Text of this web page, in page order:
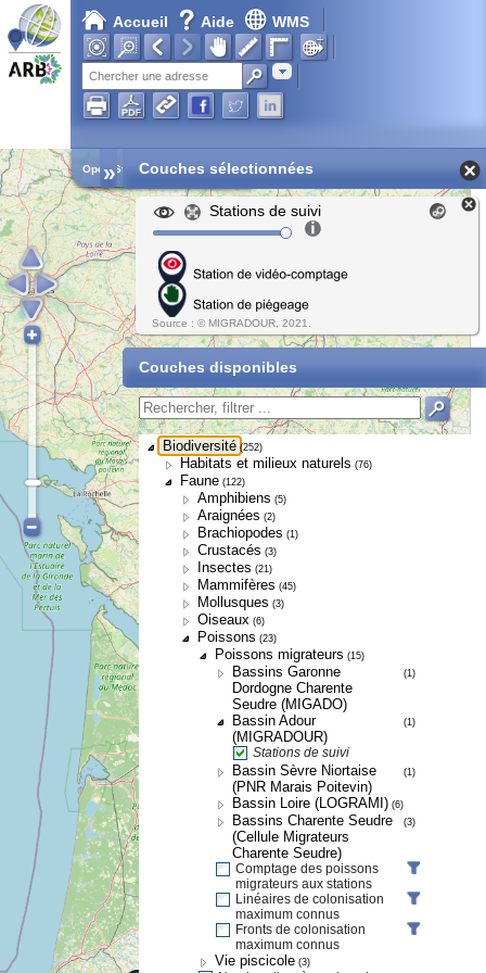
Accueil Aide WMS
Adresse
Open Street Map
» Couches sélectionnées
Stations de suivi
Source : © MIGRADOUR, 2021.
Couches disponibles
Biodiversité (252)
Habitats et milieux naturels (76)
Faune (122)
Amphibiens (5)
Araignées (2)
Brachiopodes (1)
Crustacés (3)
Insectes (21)
Mammifères (45)
Mollusques (3)
Oiseaux (6)
Poissons (23)
Poissons migrateurs (15)
Bassins Garonne
Dordogne Charente
Seudre (MIGADO)
(1)
Bassin Adour
(MIGRADOUR)
(1)
Stations de suivi
Bassin Sèvre Niortaise
(PNR Marais Poitevin)
(1)
Bassin Loire (LOGRAMI) (6)
Bassins Charente Seudre
(Cellule Migrateurs
Charente Seudre)
(3)
Comptage des poissons
migrateurs aux stations
Linéaires de colonisation
maximum connus
Fronts de colonisation
maximum connus
Vie piscicole (3)